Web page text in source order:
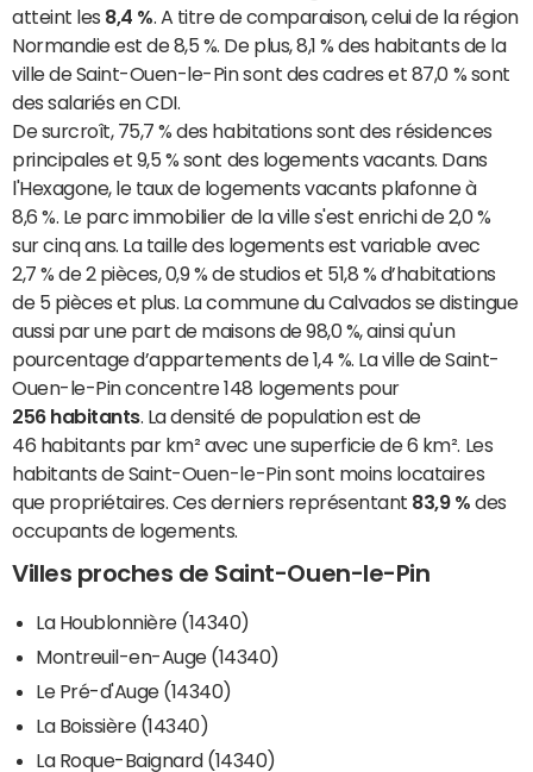
atteint les 8,4 % . A titre de comparaison, celui de la région
Normandie est de 8,5 %. De plus, 8,1 % des habitants de la
ville de Saint-Ouen-le-Pin sont des cadres et 87,0 % sont
des salariés en CDI.
De surcroît, 75,7 % des habitations sont des résidences
principales et 9,5 % sont des logements vacants. Dans
l'Hexagone, le taux de logements vacants plafonne à
8,6 %. Le parc immobilier de la ville s'est enrichi de 2,0 %
sur cinq ans. La taille des logements est variable avec
2,7 % de 2 pièces, 0,9 % de studios et 51,8 % d’habitations
de 5 pièces et plus. La commune du Calvados se distingue
aussi par une part de maisons de 98,0 %, ainsi qu'un
pourcentage d’appartements de 1,4 %. La ville de Saint-
Ouen-le-Pin concentre 148 logements pour
256 habitants. La densité de population est de
46 habitants par km² avec une superficie de 6 km². Les
habitants de Saint-Ouen-le-Pin sont moins locataires
que propriétaires. Ces derniers représentant 83,9 % des
occupants de logements.
Villes proches de Saint-Ouen-le-Pin
La Houblonnière (14340)
Montreuil-en-Auge (14340)
Le Pré-d'Auge (14340)
La Boissière (14340)
La Roque-Baignard (14340)